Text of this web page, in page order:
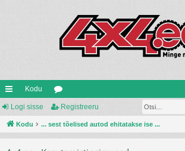
iirl
in
Kodu
oo
ru
Logi sisse Registreeru
Kodu ... sest tõelised autod ehitatakse ise ...